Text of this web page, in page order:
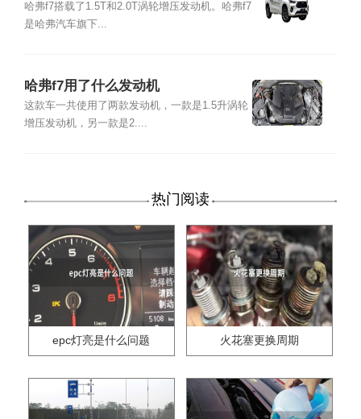
哈弗f7搭载了1.5T和2.0T涡轮增压发动机。哈弗f7
是哈弗汽车旗下...
哈弗f7用了什么发动机
这款车一共使用了两款发动机，一款是1.5升涡轮
增压发动机，另一款是2....
热门阅读
epc灯亮是什么问题 火花塞更换周期